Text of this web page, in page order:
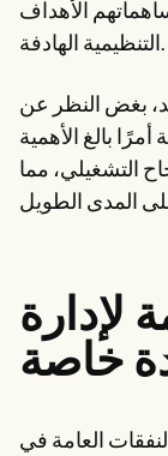
الأهداف
التنظيمية الهادفة.
بغض النظر عن
أمرًا بالغ الأهمية
التشغيلي، مما
لإدارة
خاصة
العامة في